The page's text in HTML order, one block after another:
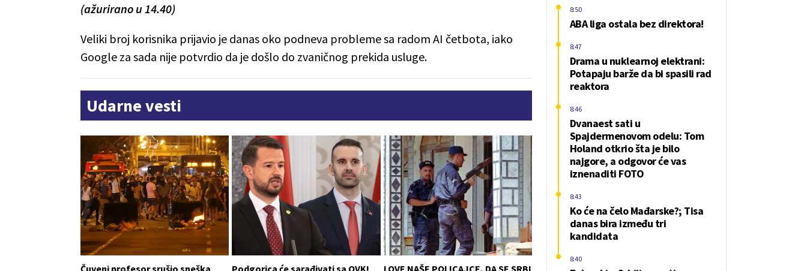
(ažurirano u 14.40)
Veliki broj korisnika prijavio je danas oko podneva probleme sa radom AI četbota, iako
Google za sada nije potvrdio da je došlo do zvaničnog prekida usluge.
Udarne vesti
Čuveni profesor srušio sneška
Podgorica će sarađivati sa OVK!
LOVE NAŠE POLICAJCE, DA SE SRBI
ABA liga ostala bez direktora!
8:50
Drama u nuklearnoj elektrani:
Potapaju barže da bi spasili rad
reaktora
8:47
Dvanaest sati u
Spajdermenovom odelu: Tom
Holand otkrio šta je bilo
najgore, a odgovor će vas
iznenaditi FOTO
8:46
Ko će na čelo Mađarske?; Tisa
danas bira između tri
kandidata
8:43
8:40